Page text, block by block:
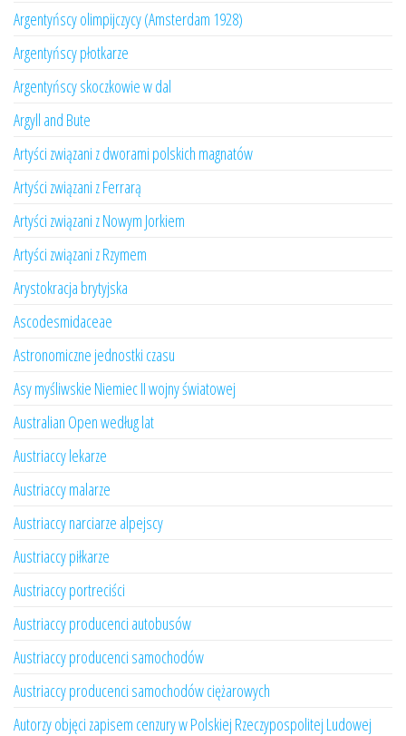
Argentyńscy olimpijczycy (Amsterdam 1928)
Argentyńscy płotkarze
Argentyńscy skoczkowie w dal
Argyll and Bute
Artyści związani z dworami polskich magnatów
Artyści związani z Ferrarą
Artyści związani z Nowym Jorkiem
Artyści związani z Rzymem
Arystokracja brytyjska
Ascodesmidaceae
Astronomiczne jednostki czasu
Asy myśliwskie Niemiec II wojny światowej
Australian Open według lat
Austriaccy lekarze
Austriaccy malarze
Austriaccy narciarze alpejscy
Austriaccy piłkarze
Austriaccy portreciści
Austriaccy producenci autobusów
Austriaccy producenci samochodów
Austriaccy producenci samochodów ciężarowych
Autorzy objęci zapisem cenzury w Polskiej Rzeczypospolitej Ludowej